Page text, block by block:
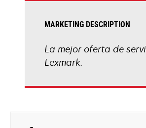
MARKETING DESCRIPTION
La mejor oferta de
Lexmark.